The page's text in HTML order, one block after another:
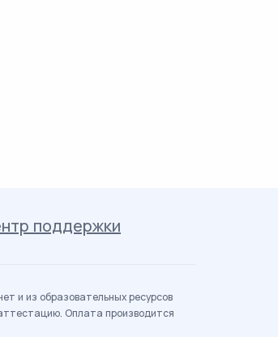
поддержки
и из образовательных ресурсов
Оплата производится